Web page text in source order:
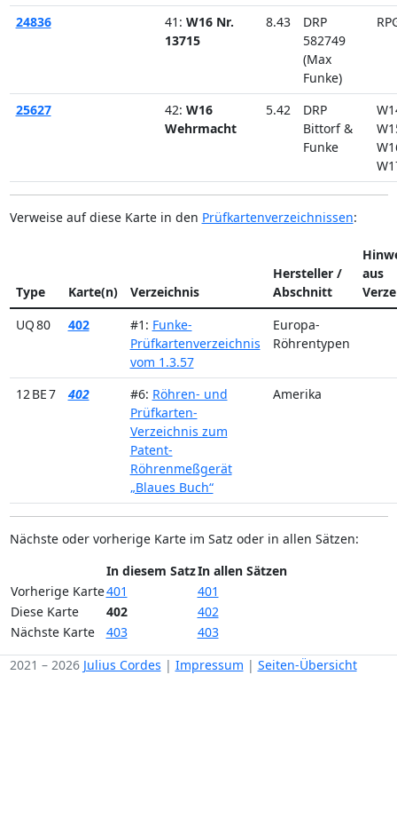
24836
41: W16 Nr.
13715
8.43
DRP
582749
(Max
Funke)
25627 42: W16
Wehrmacht
5.42
DRP
Bittorf &
Funke
Verweise auf diese Karte in den Prüfkartenverzeichnissen:
Type Karte(n) Verzeichnis
Hersteller /
Abschnitt
aus
UQ 80
402 #1: Funke-
Prüfkartenverzeichnis
vom 1.3.57
Europa-
Röhrentypen
12 BE 7 402 #6: Röhren- und
Prüfkarten-
Verzeichnis zum
Patent-
Röhrenmeßgerät
„Blaues Buch“
Amerika
Nächste oder vorherige Karte im Satz oder in allen Sätzen:
In diesem SatzIn allen Sätzen
Vorherige Karte401
401
Diese Karte
402
402
Nächste Karte
403
403
2021 – 2026 Julius Cordes | Impressum | Seiten-Übersicht